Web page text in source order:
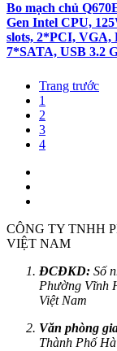
Bo mạch chủ
Gen Intel CPU,
slots, 2*PCI,
7*SATA, USB 3.2
Trang trước
1
2
3
4
CÔNG TY TNHH
VIỆT NAM
ĐCĐKD: Số
Phường Vĩnh
Việt Nam
Văn phòng
Thành Phố